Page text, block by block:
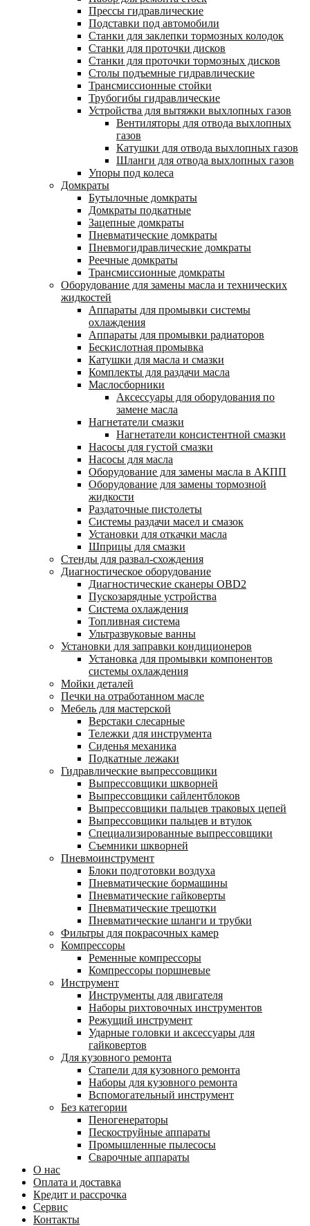
Прессы гидравлические
Подставки под автомобили
Станки для заклепки тормозных колодок
Станки для проточки дисков
Станки для проточки тормозных дисков
Столы подъемные гидравлические
Трансмиссионные стойки
Трубогибы гидравлические
Устройства для вытяжки выхлопных газов
Вентиляторы для отвода выхлопных
газов
Катушки для отвода выхлопных газов
Шланги для отвода выхлопных газов
Упоры под колеса
Домкраты
Бутылочные домкраты
Домкраты подкатные
Зацепные домкраты
Пневматические домкраты
Пневмогидравлические домкраты
Реечные домкраты
Трансмиссионные домкраты
Оборудование для замены масла и технических
жидкостей
Аппараты для промывки системы
охлаждения
Аппараты для промывки радиаторов
Бескислотная промывка
Катушки для масла и смазки
Комплекты для раздачи масла
Маслосборники
Аксессуары для оборудования по
замене масла
Нагнетатели смазки
Нагнетатели консистентной смазки
Насосы для густой смазки
Насосы для масла
Оборудование для замены масла в АКПП
Оборудование для замены тормозной
жидкости
Раздаточные пистолеты
Системы раздачи масел и смазок
Установки для откачки масла
Шприцы для смазки
Стенды для развал-схождения
Диагностическое оборудование
Диагностические сканеры OBD2
Пускозарядные устройства
Система охлаждения
Топливная система
Ультразвуковые ванны
Установки для заправки кондиционеров
Установка для промывки компонентов
системы охлаждения
Мойки деталей
Печки на отработанном масле
Мебель для мастерской
Верстаки слесарные
Тележки для инструмента
Сиденья механика
Подкатные лежаки
Гидравлические выпрессовщики
Выпрессовщики шкворней
Выпрессовщики сайлентблоков
Выпрессовщики пальцев траковых цепей
Выпрессовщики пальцев и втулок
Специализированные выпрессовщики
Cъемники шкворней
Пневмоинструмент
Блоки подготовки воздуха
Пневматические бормашины
Пневматические гайковерты
Пневматические трещотки
Пневматические шланги и трубки
Фильтры для покрасочных камер
Компрессоры
Ременные компрессоры
Компрессоры поршневые
Инструмент
Инструменты для двигателя
Наборы рихтовочных инструментов
Режущий инструмент
Ударные головки и аксессуары для
гайковертов
Для кузовного ремонта
Стапели для кузовного ремонта
Наборы для кузовного ремонта
Вспомогательный инструмент
Без категории
Пеногенераторы
Пескоструйные аппараты
Промышленные пылесосы
Сварочные аппараты
О нас
Оплата и доставка
Кредит и рассрочка
Сервис
Контакты